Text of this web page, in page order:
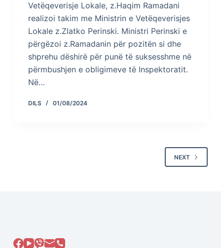
Vetëqeverisje Lokale, z.Haqim Ramadani
realizoi takim me Ministrin e Vetëqeverisjes
Lokale z.Zlatko Perinski. Ministri Perinski e
përgëzoi z.Ramadanin për pozitën si dhe
shprehu dëshirë për punë të suksesshme në
përmbushjen e obligimeve të Inspektoratit.
Në…
DILS 01/08/2024
NEXT